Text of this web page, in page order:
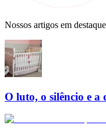
Nossos artigos em destaque
O luto, o silêncio e a